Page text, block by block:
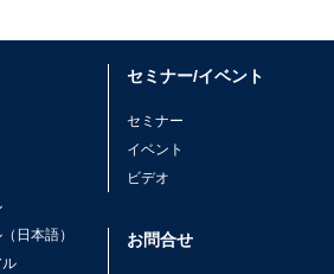
日本語）
セミナー/イベント
セミナー
イベント
ビデオ
お問合せ